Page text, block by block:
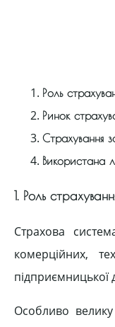
Роль
Ринок
Страхування
Використана
1. Роль
Страхова
комерційних,
підприємницької
Особливо